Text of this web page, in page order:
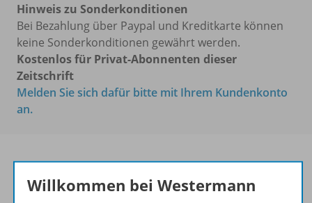
Hinweis zu Sonderkonditionen
Bei Bezahlung über Paypal und Kreditkarte können
keine Sonderkonditionen gewährt werden.
Kostenlos für Privat-Abonnenten dieser
Zeitschrift
Melden Sie sich dafür bitte mit Ihrem Kundenkonto
an.
PRAXIS PHILOSOPHIE &
Willkommen bei Westermann